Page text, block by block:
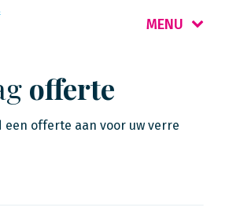
MENU
offerte
een offerte aan voor uw verre